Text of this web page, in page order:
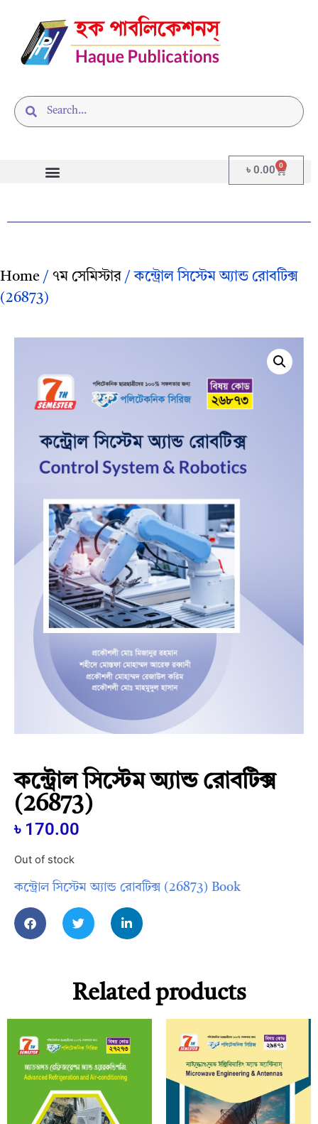
৳ 0.00 0
Home / ৭ম সেমিস্টার / কন্ট্রোল সিস্টেম অ্যান্ড রোবটিক্স
(26873)
কন্ট্রোল সিস্টেম অ্যান্ড রোবটিক্স
(26873)
৳ 170.00
Out of stock
কন্ট্রোল সিস্টেম অ্যান্ড রোবটিক্স (26873) Book
Related products